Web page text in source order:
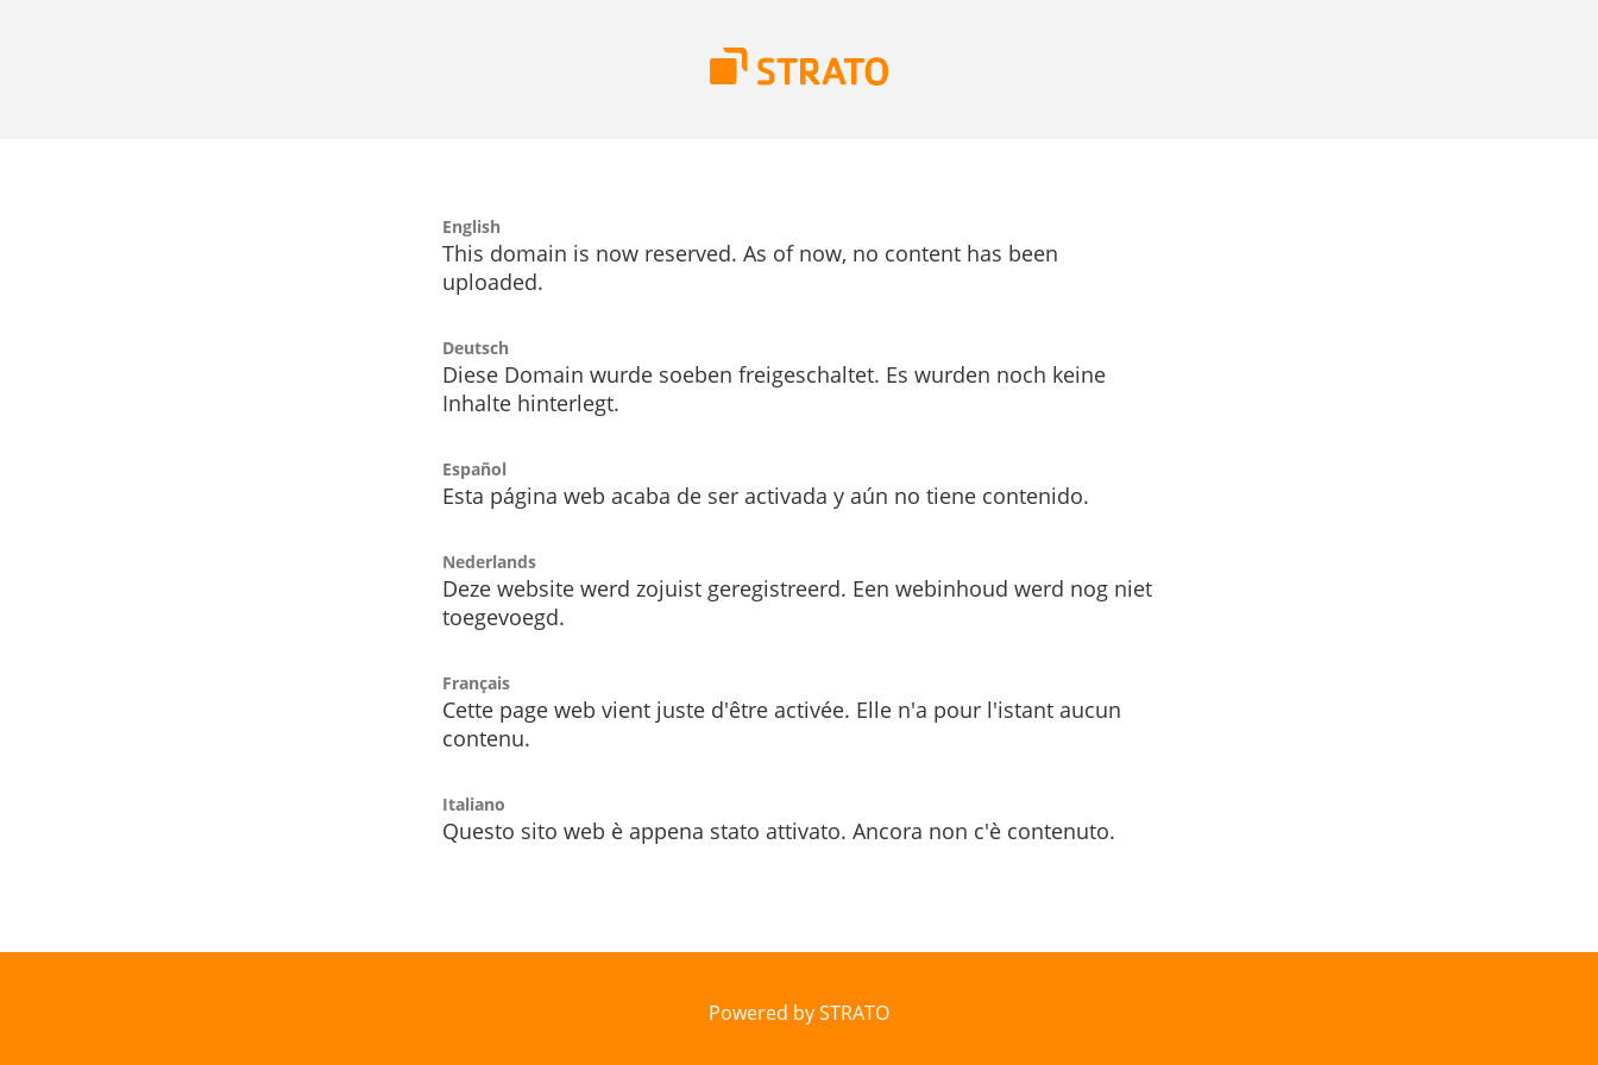
English
This domain is now reserved. As of now, no content has been
uploaded.
Deutsch
Diese Domain wurde soeben freigeschaltet. Es wurden noch keine
Inhalte hinterlegt.
Español
Esta página web acaba de ser activada y aún no tiene contenido.
Nederlands
Deze website werd zojuist geregistreerd. Een webinhoud werd nog niet
toegevoegd.
Français
Cette page web vient juste d'être activée. Elle n'a pour l'istant aucun
contenu.
Italiano
Questo sito web è appena stato attivato. Ancora non c'è contenuto.
Powered by STRATO